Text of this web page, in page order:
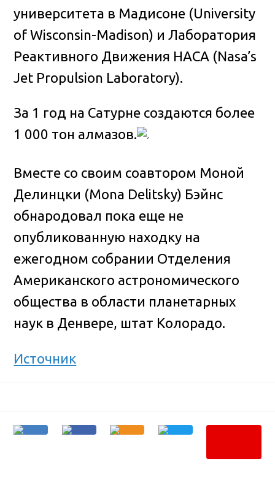
университета в Мадисоне (University
of Wisconsin-Madison) и Лаборатория
Реактивного Движения НАСА (Nasa’s
Jet Propulsion Laboratory).
За 1 год на Сатурне создаются более
1 000 тон алмазов.
Вместе со своим соавтором Моной
Делинцки (Mona Delitsky) Бэйнс
обнародовал пока еще не
опубликованную находку на
ежегодном собрании Отделения
Американского астрономического
общества в области планетарных
наук в Денвере, штат Колорадо.
Источник